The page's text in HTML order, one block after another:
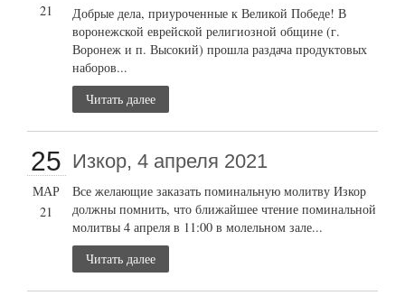
21
Добрые дела, приуроченные к Великой Победе! В
воронежской еврейской религиозной общине (г.
Воронеж и п. Высокий) прошла раздача продуктовых
наборов...
Читать далее
25
МАР
21
Изкор, 4 апреля 2021
Все желающие заказать поминальную молитву Изкор
должны помнить, что ближайшее чтение поминальной
молитвы 4 апреля в 11:00 в молельном зале...
Читать далее